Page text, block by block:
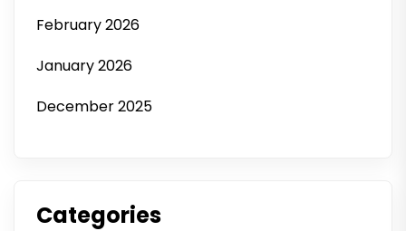
February 2026
January 2026
December 2025
Categories